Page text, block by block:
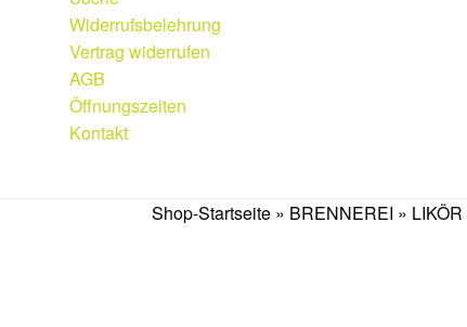
Widerrufsbelehrung
Vertrag widerrufen
AGB
Öffnungszeiten
Kontakt
Shop-Startseite » BRENNEREI » LIKÖR